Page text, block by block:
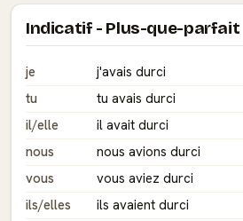
Indicatif - Plus-que-parfait
je
j'avais durci
tu
tu avais durci
il/elle
il avait durci
nous
nous avions durci
vous
vous aviez durci
ils/elles
ils avaient durci